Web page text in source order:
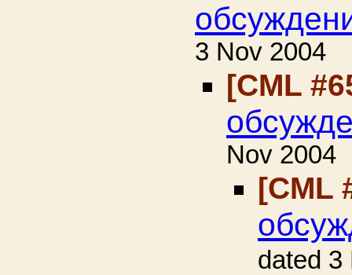
3 Nov 2004
[CML
Nov 2004
[CML
dated 3